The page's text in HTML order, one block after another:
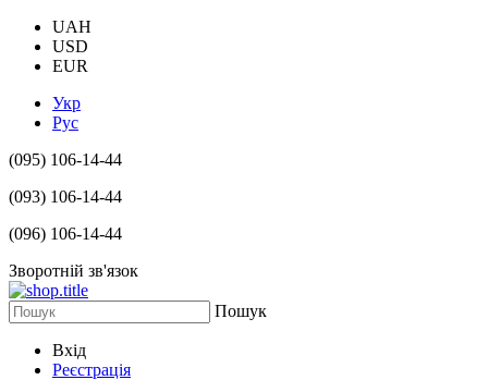
UAH
USD
EUR
Укр
Рус
(095) 106-14-44
(093) 106-14-44
(096) 106-14-44
Зворотній зв'язок
Пошук
Вхід
Реєстрація